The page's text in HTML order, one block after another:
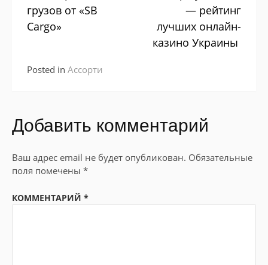
Reading
грузов от «SB
Сargo»
— рейтинг
лучших онлайн-
казино Украины
Posted in Ассорти
Добавить комментарий
Ваш адрес email не будет опубликован. Обязательные
поля помечены *
КОММЕНТАРИЙ *